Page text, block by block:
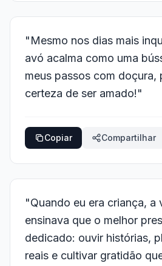
"Mesmo nos dias mais
avó acalma como uma
meus passos com doçura,
certeza de ser amado!"
Copiar Compartilhar
"Quando eu era criança, a
ensinava que o melhor
dedicado: ouvir histórias,
reais e cultivar gratidão